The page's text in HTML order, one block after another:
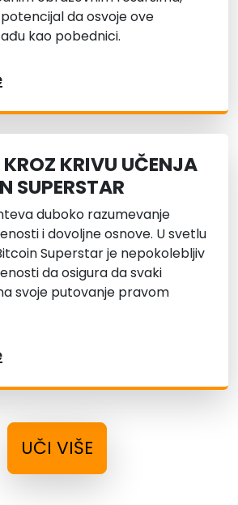
da osvoje ove
kao pobednici.
KRIVU UČENJA
SUPERSTAR
duboko razumevanje
i dovoljne osnove. U svetlu
Superstar je nepokolebljiv
da osigura da svaki
svoje putovanje pravom
UČI VIŠE